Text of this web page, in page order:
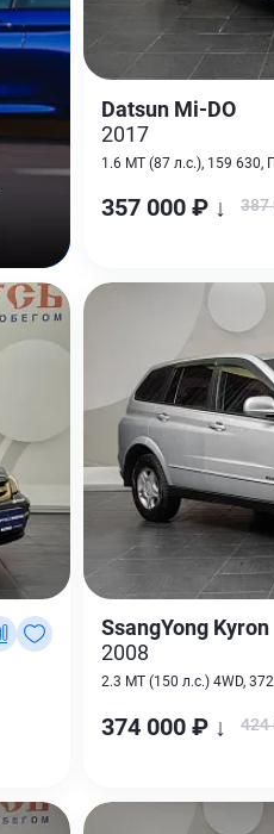
Datsun Mi-DO
2017
1.6 MT (87 л.с.), 159 630,
357 000 ₽ ↓ 387
SsangYong Kyron
2008
2.3 MT (150 л.с.) 4WD,
374 000 ₽ ↓ 424